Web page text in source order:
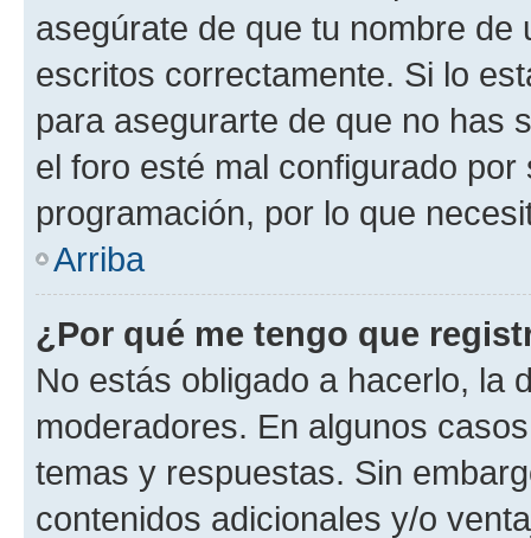
asegúrate de que tu nombre
escritos correctamente. Si lo
para asegurarte de que no has
el foro esté mal configurado
programación, por lo que
Arriba
¿Por qué me tengo que
No estás obligado a hacerlo, la
moderadores. En algunos
temas y respuestas. Sin
contenidos adicionales y/o